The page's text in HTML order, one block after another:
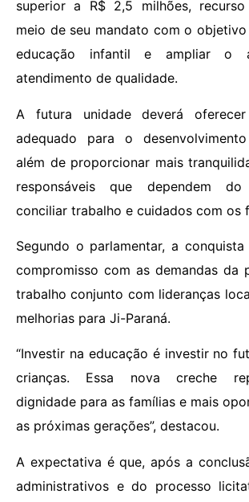
superior a R$ 2,5 milhões,
meio de seu mandato com o
educação infantil e ampliar o
atendimento de qualidade.
A futura unidade deverá
adequado para o
além de proporcionar mais
responsáveis que dependem
conciliar trabalho e cuidados com os
Segundo o parlamentar, a
compromisso com as demandas da
trabalho conjunto com lideranças
melhorias para Ji-Paraná.
“Investir na educação é investir no
crianças. Essa nova creche
dignidade para as famílias e mais
as próximas gerações”, destacou.
A expectativa é que, após a
administrativos e do processo